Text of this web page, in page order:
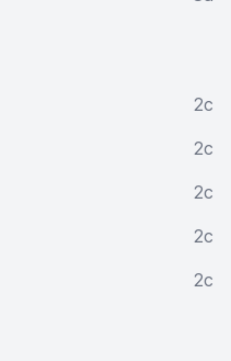
2c
2c
2c
2c
2c